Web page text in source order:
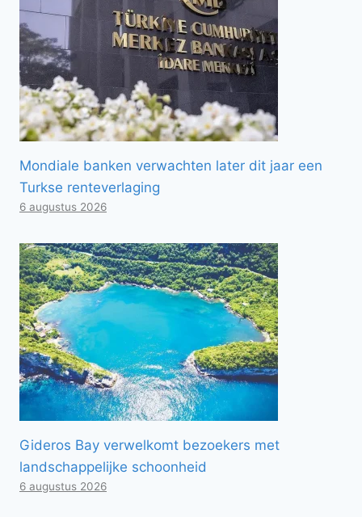
Mondiale banken verwachten later dit jaar een
Turkse renteverlaging
6 augustus 2026
Gideros Bay verwelkomt bezoekers met
landschappelijke schoonheid
6 augustus 2026